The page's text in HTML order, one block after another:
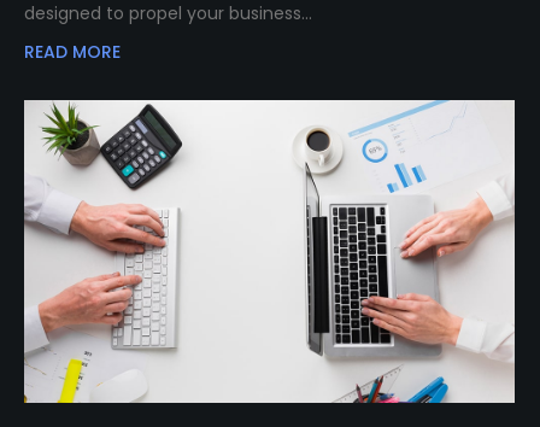
designed to propel your business…
READ MORE